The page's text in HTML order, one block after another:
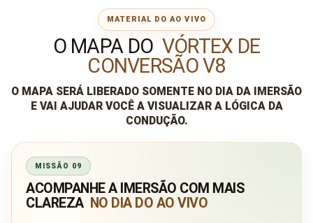
MATERIAL DO AO VIVO
O MAPA DO VÓRTEX DE
CONVERSÃO V8
O MAPA SERÁ LIBERADO SOMENTE NO DIA DA IMERSÃO
E VAI AJUDAR VOCÊ A VISUALIZAR A LÓGICA DA
CONDUÇÃO.
MISSÃO 09
ACOMPANHE A IMERSÃO COM MAIS
CLAREZA NO DIA DO AO VIVO